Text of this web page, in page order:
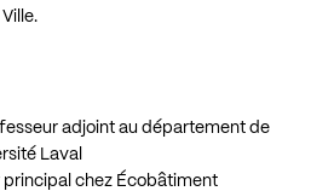
adjoint au département de
Laval
principal chez Écobâtiment